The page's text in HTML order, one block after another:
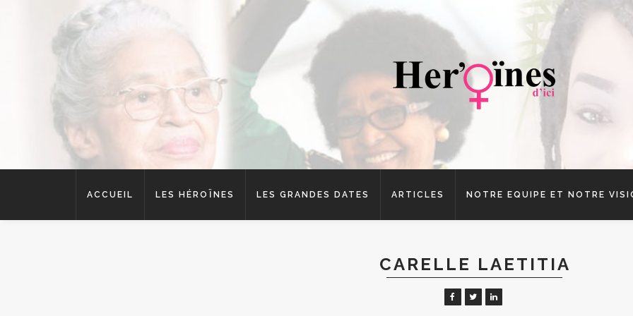
ACCUEIL LES HÉROÏNES LES GRANDES DATES ARTICLES NOTRE EQUIPE ET NOTRE
CARELLE LAETITIA